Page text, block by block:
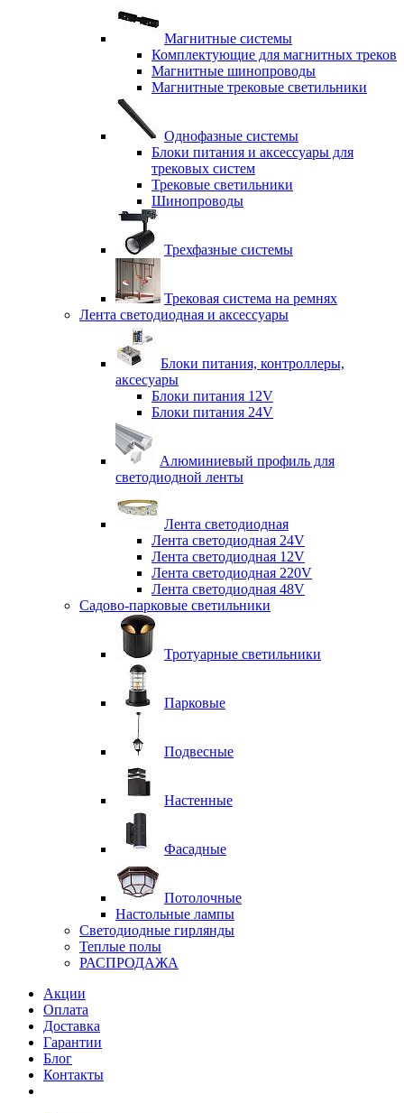
Магнитные системы
Комплектующие для магнитных треков
Магнитные шинопроводы
Магнитные трековые светильники
Однофазные системы
Блоки питания и аксессуары для
трековых систем
Трековые светильники
Шинопроводы
Трехфазные системы
Трековая система на ремнях
Лента светодиодная и аксессуары
Блоки питания, контроллеры,
аксесуары
Блоки питания 12V
Блоки питания 24V
Алюминиевый профиль для
светодиодной ленты
Лента светодиодная
Лента светодиодная 24V
Лента светодиодная 12V
Лента светодиодная 220V
Лента светодиодная 48V
Садово-парковые светильники
Тротуарные светильники
Парковые
Подвесные
Настенные
Фасадные
Потолочные
Настольные лампы
Светодиодные гирлянды
Теплые полы
РАСПРОДАЖА
Акции
Оплата
Доставка
Гарантии
Блог
Контакты